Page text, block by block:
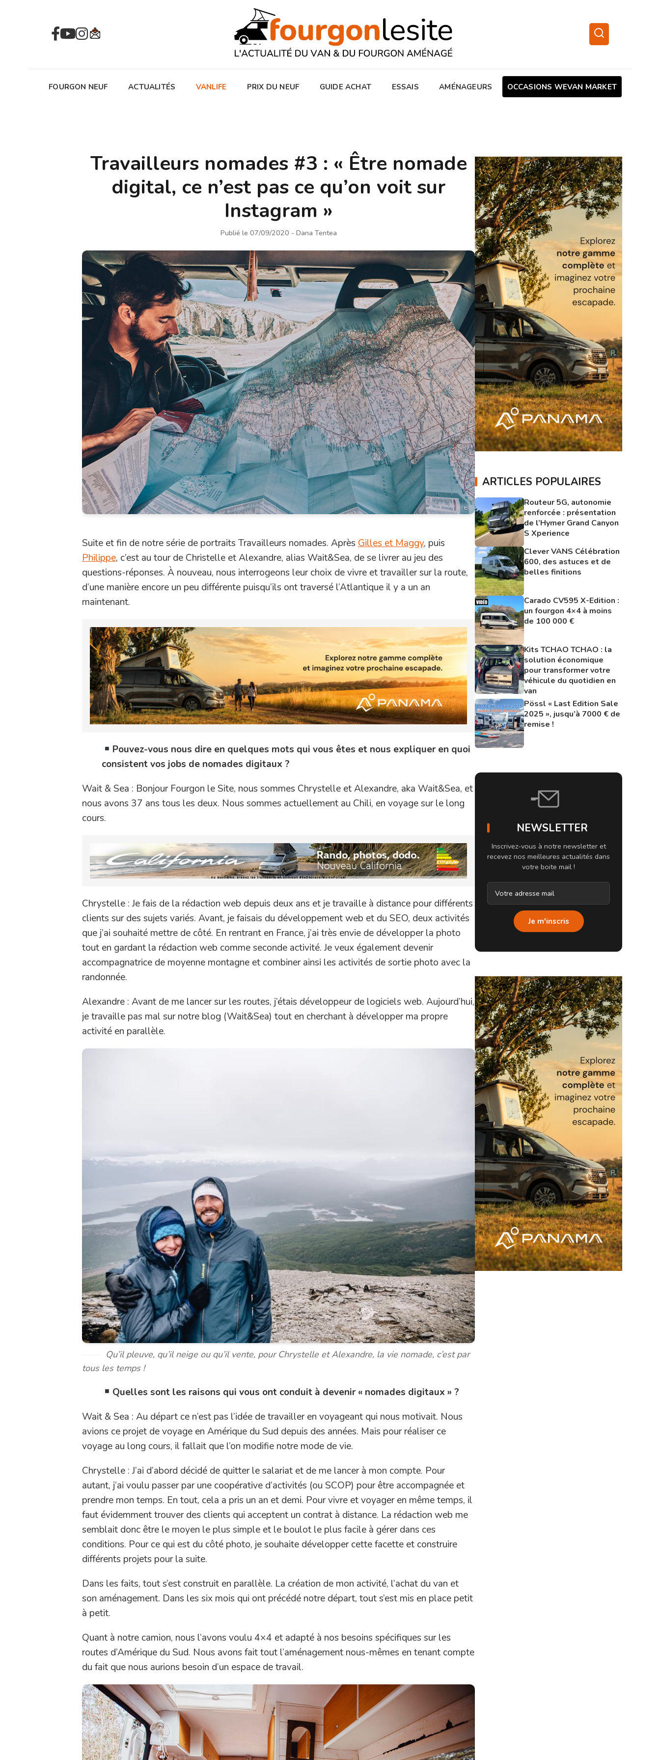
FOURGON NEUF ACTUALITÉS VANLIFE PRIX DU NEUF GUIDE ACHAT ESSAIS AMÉNAGEURS OCCASIONS WEVAN MARKET
Travailleurs nomades #3 : « Être nomade
digital, ce n’est pas ce qu’on voit sur
Instagram »
Publié le 07/09/2020 - Dana Tentea
Suite et fin de notre série de portraits Travailleurs nomades. Après Gilles et Maggy, puis
Philippe, c’est au tour de Christelle et Alexandre, alias Wait&Sea, de se livrer au jeu des
questions-réponses. À nouveau, nous interrogeons leur choix de vivre et travailler sur la route,
d’une manière encore un peu différente puisqu’ils ont traversé l’Atlantique il y a un an
maintenant.
Pouvez-vous nous dire en quelques mots qui vous êtes et nous expliquer en quoi
consistent vos jobs de nomades digitaux ?
Wait & Sea : Bonjour Fourgon le Site, nous sommes Chrystelle et Alexandre, aka Wait&Sea, et
nous avons 37 ans tous les deux. Nous sommes actuellement au Chili, en voyage sur le long
cours.
Chrystelle : Je fais de la rédaction web depuis deux ans et je travaille à distance pour différents
clients sur des sujets variés. Avant, je faisais du développement web et du SEO, deux activités
que j’ai souhaité mettre de côté. En rentrant en France, j’ai très envie de développer la photo
tout en gardant la rédaction web comme seconde activité. Je veux également devenir
accompagnatrice de moyenne montagne et combiner ainsi les activités de sortie photo avec la
randonnée.
Alexandre : Avant de me lancer sur les routes, j’étais développeur de logiciels web. Aujourd’hui,
je travaille pas mal sur notre blog (Wait&Sea) tout en cherchant à développer ma propre
activité en parallèle.
Qu’il pleuve, qu’il neige ou qu’il vente, pour Chrystelle et Alexandre, la vie nomade, c’est par
tous les temps !
Quelles sont les raisons qui vous ont conduit à devenir « nomades digitaux » ?
Wait & Sea : Au départ ce n’est pas l’idée de travailler en voyageant qui nous motivait. Nous
avions ce projet de voyage en Amérique du Sud depuis des années. Mais pour réaliser ce
voyage au long cours, il fallait que l’on modifie notre mode de vie.
Chrystelle : J’ai d’abord décidé de quitter le salariat et de me lancer à mon compte. Pour
autant, j’ai voulu passer par une coopérative d’activités (ou SCOP) pour être accompagnée et
prendre mon temps. En tout, cela a pris un an et demi. Pour vivre et voyager en même temps, il
faut évidemment trouver des clients qui acceptent un contrat à distance. La rédaction web me
semblait donc être le moyen le plus simple et le boulot le plus facile à gérer dans ces
conditions. Pour ce qui est du côté photo, je souhaite développer cette facette et construire
différents projets pour la suite.
Dans les faits, tout s’est construit en parallèle. La création de mon activité, l’achat du van et
son aménagement. Dans les six mois qui ont précédé notre départ, tout s’est mis en place petit
à petit.
Quant à notre camion, nous l’avons voulu 4×4 et adapté à nos besoins spécifiques sur les
routes d’Amérique du Sud. Nous avons fait tout l’aménagement nous-mêmes en tenant compte
du fait que nous aurions besoin d’un espace de travail.
ARTICLES POPULAIRES
Routeur 5G, autonomie
renforcée : présentation
de l’Hymer Grand Canyon
S Xperience
Clever VANS Célébration
600, des astuces et de
belles finitions
Carado CV595 X-Edition :
un fourgon 4×4 à moins
de 100 000 €
Kits TCHAO TCHAO : la
solution économique
pour transformer votre
véhicule du quotidien en
van
Pössl « Last Edition Sale
2025 », jusqu’à 7000 € de
remise !
NEWSLETTER
Inscrivez-vous à notre newsletter et
recevez nos meilleures actualités dans
votre boite mail !
Je m'inscris